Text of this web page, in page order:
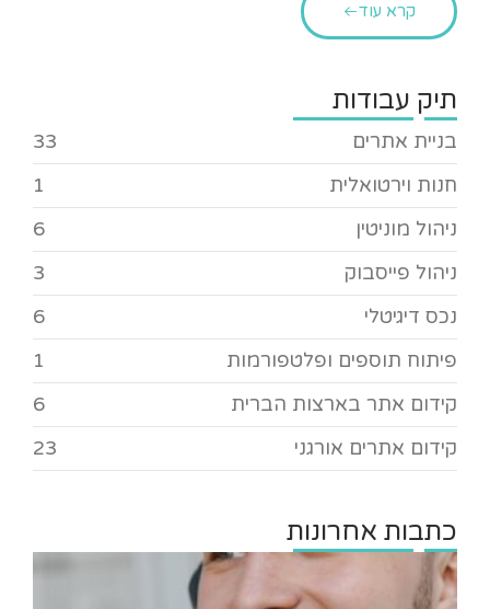
קרא עוד
תיק עבודות
בניית אתרים
33
חנות וירטואלית
1
ניהול מוניטין
6
ניהול פייסבוק
3
נכס דיגיטלי
6
פיתוח תוספים ופלטפורמות
1
קידום אתר בארצות הברית
6
קידום אתרים אורגני
23
כתבות אחרונות